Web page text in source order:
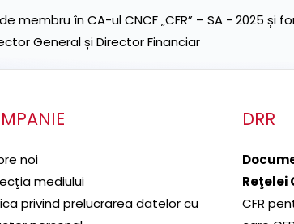
în CA-ul CNCF „CFR” – SA - 2025 și
General și Director Financiar
noi
mediului
privind prelucrarea datelor cu
DRR
Reţelei
CFR